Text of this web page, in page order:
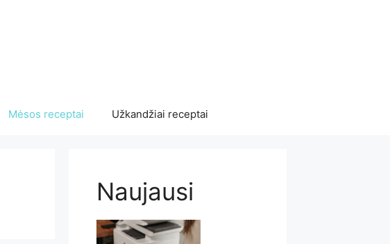
Mėsos receptai Užkandžiai receptai
Naujausi